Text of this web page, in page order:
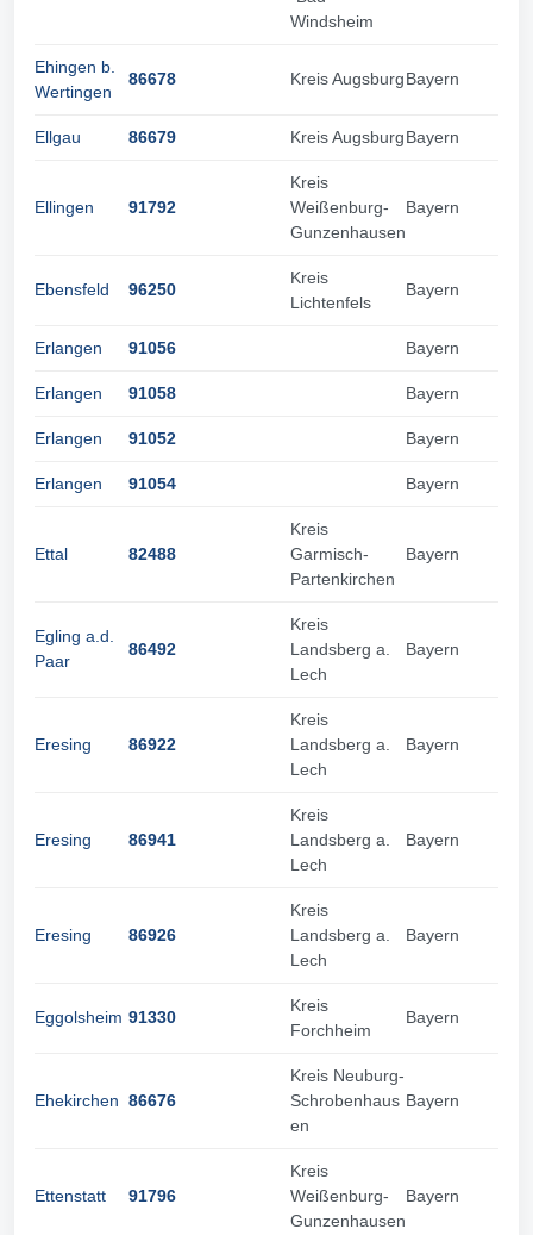
Windsheim
Ehingen b.
Wertingen
86678 Kreis AugsburgBayern
Ellgau 86679 Kreis AugsburgBayern
Ellingen 91792
Kreis
Weißenburg-
Gunzenhausen
Bayern
Ebensfeld 96250
Kreis
Lichtenfels
Bayern
Erlangen 91056 Bayern
Erlangen 91058 Bayern
Erlangen 91052 Bayern
Erlangen 91054 Bayern
Ettal 82488
Kreis
Garmisch-
Partenkirchen
Bayern
Egling a.d.
Paar
86492
Kreis
Landsberg a.
Lech
Bayern
Eresing 86922
Kreis
Landsberg a.
Lech
Bayern
Eresing 86941
Kreis
Landsberg a.
Lech
Bayern
Eresing 86926
Kreis
Landsberg a.
Lech
Bayern
Eggolsheim 91330
Kreis
Forchheim
Bayern
Ehekirchen 86676
Kreis Neuburg-
Schrobenhaus
en
Bayern
Ettenstatt 91796
Kreis
Weißenburg-
Gunzenhausen
Bayern